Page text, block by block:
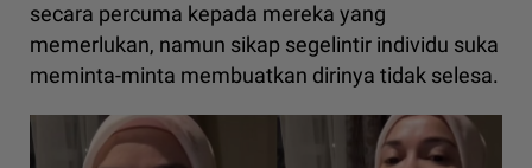
secara percuma kepada mereka yang
memerlukan, namun sikap segelintir individu suka
meminta-minta membuatkan dirinya tidak selesa.